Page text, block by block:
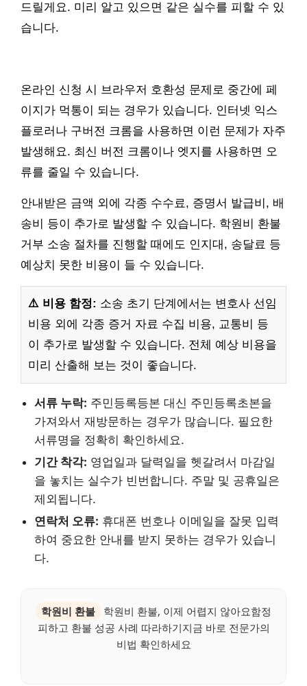
드릴게요. 미리 알고 있으면 같은 실수를 피할 수 있
습니다.
온라인 신청 시 브라우저 호환성 문제로 중간에 페
이지가 먹통이 되는 경우가 있습니다. 인터넷 익스
플로러나 구버전 크롬을 사용하면 이런 문제가 자주
발생해요. 최신 버전 크롬이나 엣지를 사용하면 오
류를 줄일 수 있습니다.
안내받은 금액 외에 각종 수수료, 증명서 발급비, 배
송비 등이 추가로 발생할 수 있습니다. 학원비 환불
거부 소송 절차를 진행할 때에도 인지대, 송달료 등
예상치 못한 비용이 들 수 있습니다.
⚠️ 비용 함정: 소송 초기 단계에서는 변호사 선임
비용 외에 각종 증거 자료 수집 비용, 교통비 등
이 추가로 발생할 수 있습니다. 전체 예상 비용을
미리 산출해 보는 것이 좋습니다.
서류 누락: 주민등록등본 대신 주민등록초본을
가져와서 재방문하는 경우가 많습니다. 필요한
서류명을 정확히 확인하세요.
기간 착각: 영업일과 달력일을 헷갈려서 마감일
을 놓치는 실수가 빈번합니다. 주말 및 공휴일은
제외됩니다.
연락처 오류: 휴대폰 번호나 이메일을 잘못 입력
하여 중요한 안내를 받지 못하는 경우가 있습니
다.
학원비 환불
학원비 환불, 이제 어렵지 않아요함정
피하고 환불 성공 사례 따라하기지금 바로 전문가의
비법 확인하세요